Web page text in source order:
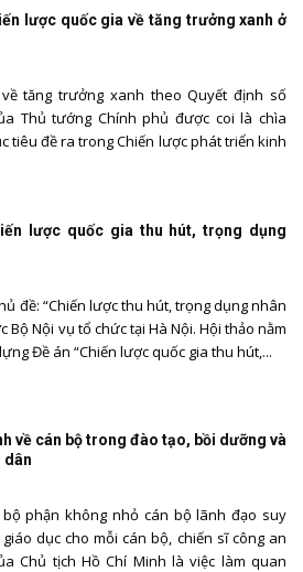
lược quốc gia về tăng trưởng xanh ở
tăng trưởng xanh theo Quyết định số
Thủ tướng Chính phủ được coi là chìa
tiêu đề ra trong Chiến lược phát triển kinh
lược quốc gia thu hút, trọng dụng
đề: “Chiến lược thu hút, trọng dụng nhân
Nội vụ tổ chức tại Hà Nội. Hội thảo nằm
Đề án “Chiến lược quốc gia thu hút,...
về cán bộ trong đào tạo, bồi dưỡng và
dân
phận không nhỏ cán bộ lãnh đạo suy
dục cho mỗi cán bộ, chiến sĩ công an
Chủ tịch Hồ Chí Minh là việc làm quan